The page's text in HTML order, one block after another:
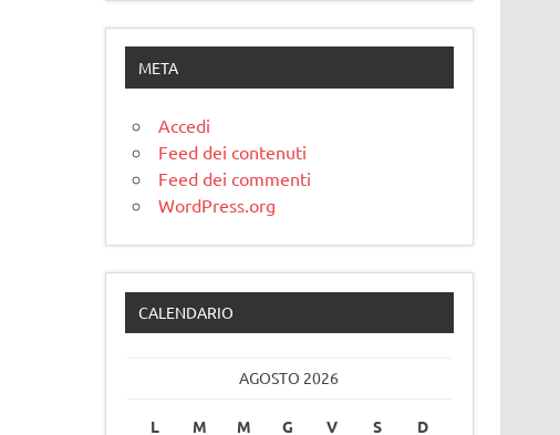
META
Accedi
Feed dei contenuti
Feed dei commenti
WordPress.org
CALENDARIO
AGOSTO 2026
L M M G V S D